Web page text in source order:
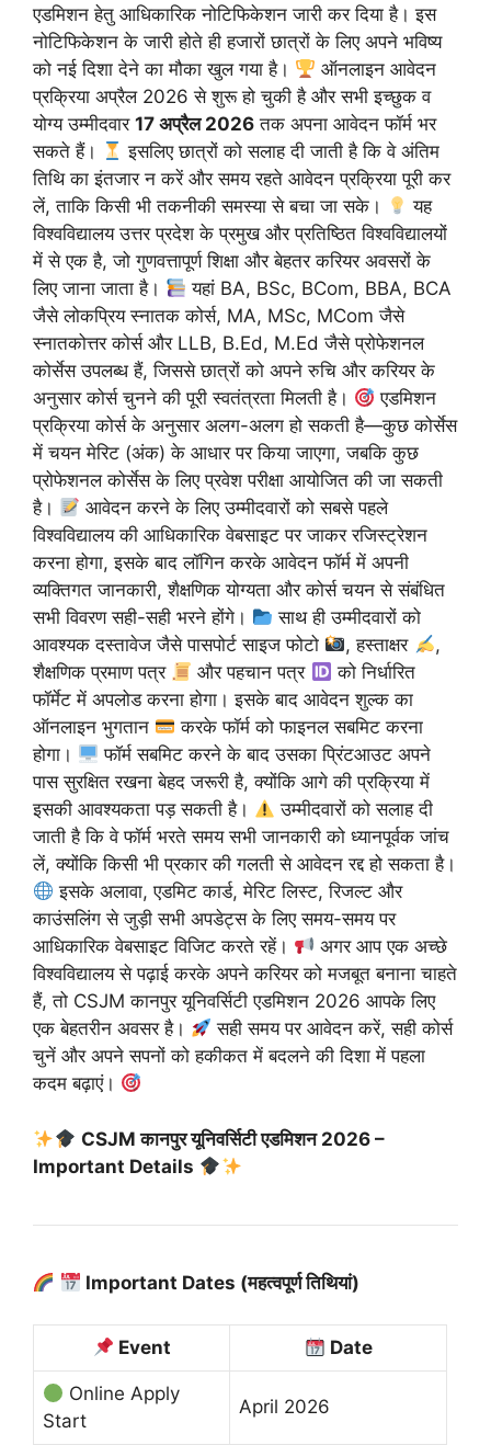
एडमिशन हेतु आधिकारिक नोटिफिकेशन जारी कर दिया है। इस
नोटिफिकेशन के जारी होते ही हजारों छात्रों के लिए अपने भविष्य
को नई दिशा देने का मौका खुल गया है।
ऑनलाइन आवेदन
प्रक्रिया अप्रैल 2026 से शुरू हो चुकी है और सभी इच्छुक व
योग्य उम्मीदवार 17 अप्रैल 2026 तक अपना आवेदन फॉर्म भर
सकते हैं।
इसलिए छात्रों को सलाह दी जाती है कि वे अंतिम
तिथि का इंतजार न करें और समय रहते आवेदन प्रक्रिया पूरी कर
लें, ताकि किसी भी तकनीकी समस्या से बचा जा सके।
यह
विश्वविद्यालय उत्तर प्रदेश के प्रमुख और प्रतिष्ठित विश्वविद्यालयों
में से एक है, जो गुणवत्तापूर्ण शिक्षा और बेहतर करियर अवसरों के
लिए जाना जाता है।
यहां BA, BSc, BCom, BBA, BCA
जैसे लोकप्रिय स्नातक कोर्स, MA, MSc, MCom जैसे
स्नातकोत्तर कोर्स और LLB, B.Ed, M.Ed जैसे प्रोफेशनल
कोर्सेस उपलब्ध हैं, जिससे छात्रों को अपने रुचि और करियर के
अनुसार कोर्स चुनने की पूरी स्वतंत्रता मिलती है।
एडमिशन
प्रक्रिया कोर्स के अनुसार अलग-अलग हो सकती है—कुछ कोर्सेस
में चयन मेरिट (अंक) के आधार पर किया जाएगा, जबकि कुछ
प्रोफेशनल कोर्सेस के लिए प्रवेश परीक्षा आयोजित की जा सकती
है।
आवेदन करने के लिए उम्मीदवारों को सबसे पहले
विश्वविद्यालय की आधिकारिक वेबसाइट पर जाकर रजिस्ट्रेशन
करना होगा, इसके बाद लॉगिन करके आवेदन फॉर्म में अपनी
व्यक्तिगत जानकारी, शैक्षणिक योग्यता और कोर्स चयन से संबंधित
सभी विवरण सही-सही भरने होंगे।
साथ ही उम्मीदवारों को
आवश्यक दस्तावेज जैसे पासपोर्ट साइज फोटो
, हस्ताक्षर
,
शैक्षणिक प्रमाण पत्र
और पहचान पत्र
को निर्धारित
फॉर्मेट में अपलोड करना होगा। इसके बाद आवेदन शुल्क का
ऑनलाइन भुगतान
करके फॉर्म को फाइनल सबमिट करना
होगा।
फॉर्म सबमिट करने के बाद उसका प्रिंटआउट अपने
पास सुरक्षित रखना बेहद जरूरी है, क्योंकि आगे की प्रक्रिया में
इसकी आवश्यकता पड़ सकती है।
उम्मीदवारों को सलाह दी
जाती है कि वे फॉर्म भरते समय सभी जानकारी को ध्यानपूर्वक जांच
लें, क्योंकि किसी भी प्रकार की गलती से आवेदन रद्द हो सकता है।
इसके अलावा, एडमिट कार्ड, मेरिट लिस्ट, रिजल्ट और
काउंसलिंग से जुड़ी सभी अपडेट्स के लिए समय-समय पर
आधिकारिक वेबसाइट विजिट करते रहें।
अगर आप एक अच्छे
विश्वविद्यालय से पढ़ाई करके अपने करियर को मजबूत बनाना चाहते
हैं, तो CSJM कानपुर यूनिवर्सिटी एडमिशन 2026 आपके लिए
एक बेहतरीन अवसर है।
सही समय पर आवेदन करें, सही कोर्स
चुनें और अपने सपनों को हकीकत में बदलने की दिशा में पहला
कदम बढ़ाएं।
CSJM कानपुर यूनिवर्सिटी एडमिशन 2026 –
Important Details
Important Dates (महत्वपूर्ण तिथियां)
Event Date
Online Apply
Start
April 2026